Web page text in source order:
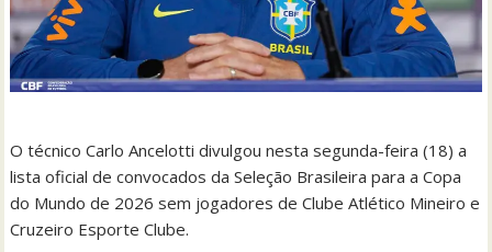
O técnico Carlo Ancelotti divulgou nesta segunda-feira (18) a
lista oficial de convocados da Seleção Brasileira para a Copa
do Mundo de 2026 sem jogadores de Clube Atlético Mineiro e
Cruzeiro Esporte Clube.